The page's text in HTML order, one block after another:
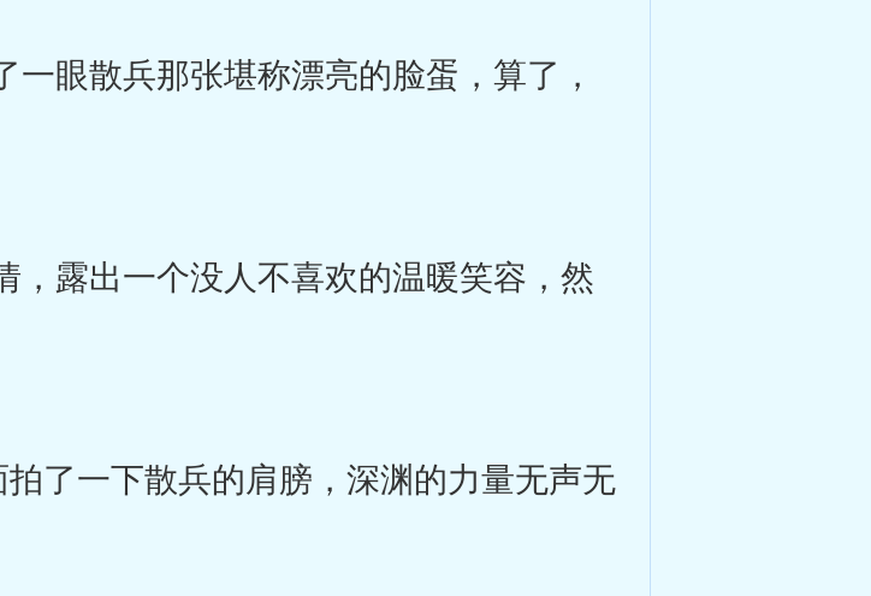
眼散兵那张堪称漂亮的脸蛋，算了，
露出一个没人不喜欢的温暖笑容，然
了一下散兵的肩膀，深渊的力量无声无